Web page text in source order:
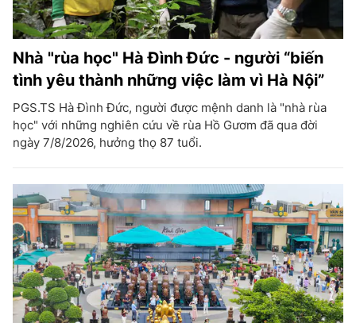
Nhà "rùa học" Hà Đình Đức - người “biến
tình yêu thành những việc làm vì Hà Nội”
PGS.TS Hà Đình Đức, người được mệnh danh là "nhà rùa
học" với những nghiên cứu về rùa Hồ Gươm đã qua đời
ngày 7/8/2026, hưởng thọ 87 tuổi.